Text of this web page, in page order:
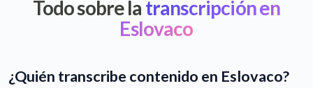
Todo sobre la transcripción en
Eslovaco
¿Quién transcribe contenido en Eslovaco?